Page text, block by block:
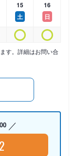
15
土
16
日
す。詳細はお問い合